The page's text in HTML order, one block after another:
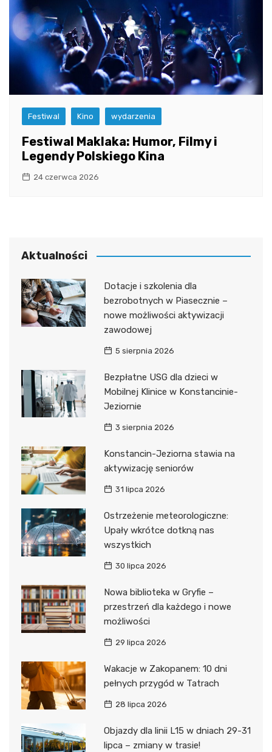
Festiwal Kino wydarzenia
Festiwal Maklaka: Humor, Filmy i
Legendy Polskiego Kina
24 czerwca 2026
Aktualności
Dotacje i szkolenia dla
bezrobotnych w Piasecznie –
nowe możliwości aktywizacji
zawodowej
5 sierpnia 2026
Bezpłatne USG dla dzieci w
Mobilnej Klinice w Konstancinie-
Jeziornie
3 sierpnia 2026
Konstancin-Jeziorna stawia na
aktywizację seniorów
31 lipca 2026
Ostrzeżenie meteorologiczne:
Upały wkrótce dotkną nas
wszystkich
30 lipca 2026
Nowa biblioteka w Gryfie –
przestrzeń dla każdego i nowe
możliwości
29 lipca 2026
Wakacje w Zakopanem: 10 dni
pełnych przygód w Tatrach
28 lipca 2026
Objazdy dla linii L15 w dniach 29-31
lipca – zmiany w trasie!